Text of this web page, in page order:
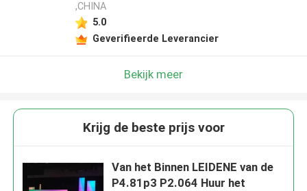
,CHINA
5.0
Geverifieerde Leverancier
Bekijk meer
Krijg de beste prijs voor
Van het Binnen LEIDENE van de
P4.81p3 P2.064 Huur het